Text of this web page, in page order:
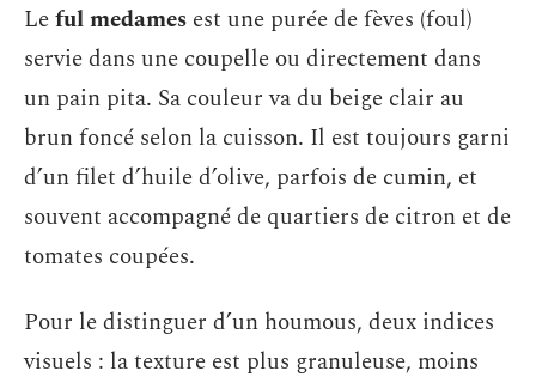
Leful medames est une purée de fèves (foul)
servie dans une coupelle ou directement dans
un pain pita. Sa couleur va du beige clair au
brun foncé selon la cuisson. Il est toujours garni
d’un filet d’huile d’olive, parfois de cumin, et
souvent accompagné de quartiers de citron et de
tomates coupées.
Pour le distinguer d’un houmous, deux indices
visuels : la texture est plus granuleuse, moins